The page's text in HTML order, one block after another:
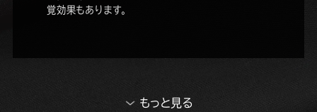
覚効果もあります。
もっと見る